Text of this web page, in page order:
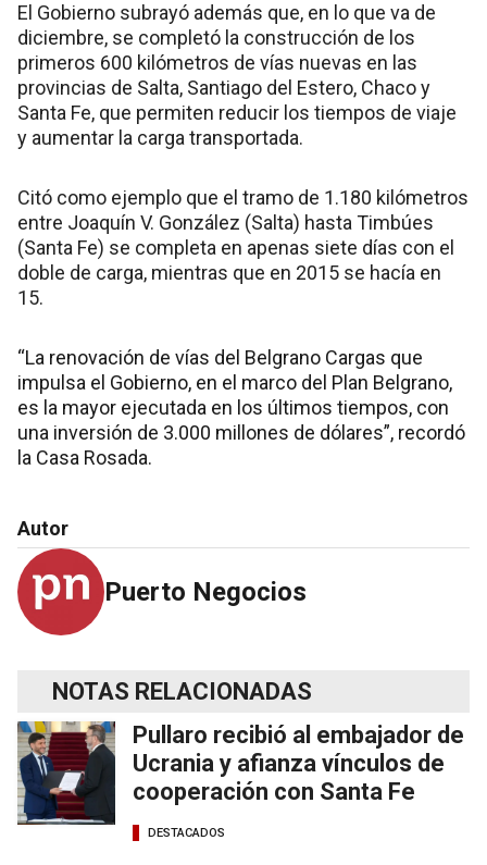
El Gobierno subrayó además que, en lo que va de
diciembre, se completó la construcción de los
primeros 600 kilómetros de vías nuevas en las
provincias de Salta, Santiago del Estero, Chaco y
Santa Fe, que permiten reducir los tiempos de viaje
y aumentar la carga transportada.
Citó como ejemplo que el tramo de 1.180 kilómetros
entre Joaquín V. González (Salta) hasta Timbúes
(Santa Fe) se completa en apenas siete días con el
doble de carga, mientras que en 2015 se hacía en
15.
“La renovación de vías del Belgrano Cargas que
impulsa el Gobierno, en el marco del Plan Belgrano,
es la mayor ejecutada en los últimos tiempos, con
una inversión de 3.000 millones de dólares”, recordó
la Casa Rosada.
Autor
Puerto Negocios
NOTAS RELACIONADAS
Pullaro recibió al embajador de
Ucrania y afianza vínculos de
cooperación con Santa Fe
DESTACADOS